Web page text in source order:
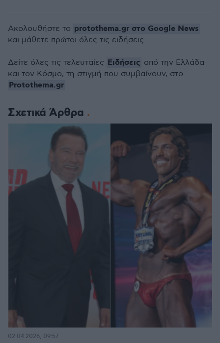
Σχετικά Άρθρα
02.04.2026, 09:57
Ακολουθήστε το protothema.gr στο Google News
και μάθετε πρώτοι όλες τις ειδήσεις
Δείτε όλες τις τελευταίες Ειδήσεις από την Ελλάδα
και τον Κόσμο, τη στιγμή που συμβαίνουν, στο
Protothema.gr